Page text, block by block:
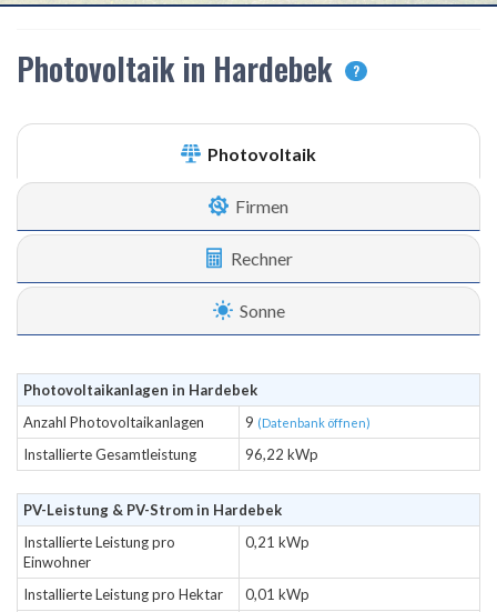
Photovoltaik in Hardebek ?
Photovoltaik
Firmen
Rechner
Sonne
Photovoltaikanlagen in Hardebek
Anzahl Photovoltaikanlagen
9 (Datenbank öffnen)
Installierte Gesamtleistung 96,22 kWp
PV-Leistung & PV-Strom in Hardebek
Installierte Leistung pro
Einwohner
0,21 kWp
Installierte Leistung pro Hektar
0,01 kWp